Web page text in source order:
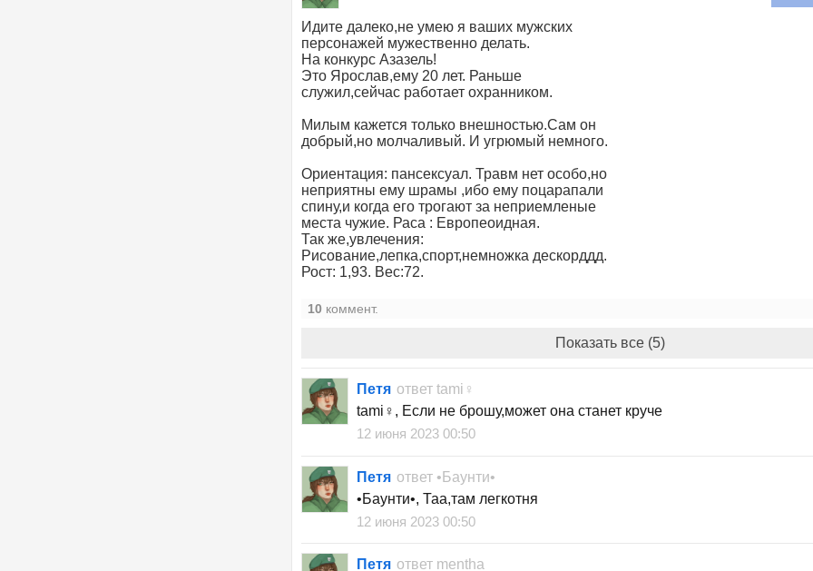
Идите далеко,не умею я ваших мужских
персонажей мужественно делать.
На конкурс Азазель!
Это Ярослав,ему 20 лет. Раньше
служил,сейчас работает охранником.
Милым кажется только внешностью.Сам он
добрый,но молчаливый. И угрюмый немного.
Ориентация: пансексуал. Травм нет особо,но
неприятны ему шрамы ,ибо ему поцарапали
спину,и когда его трогают за неприемленые
места чужие. Раса : Европеоидная.
Так же,увлечения:
Рисование,лепка,спорт,немножка дескорддд.
Рост: 1,93. Вес:72.
10 коммент.
Показать все (5)
Петя ответ tami♀
tami♀, Если не брошу,может она станет круче
12 июня 2023 00:50
Петя ответ •Баунти•
•Баунти•, Таа,там легкотня
12 июня 2023 00:50
Петя ответ mentha